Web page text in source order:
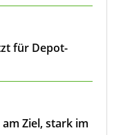
für Depot-
Ziel, stark im